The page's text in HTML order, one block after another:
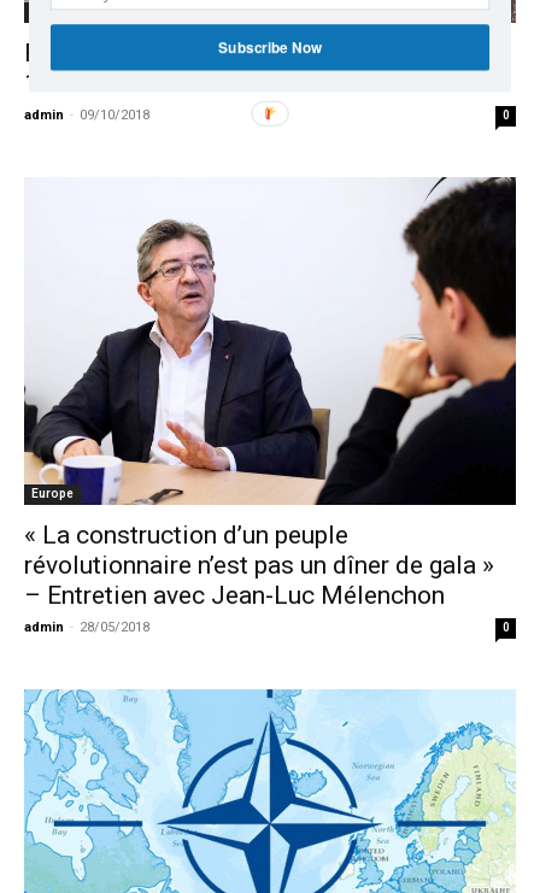
Democracy
Fernand Iveton, guillotiné pour l’exemple le
11 février 1957
admin - 09/10/2018 0
Europe
« La construction d’un peuple
révolutionnaire n’est pas un dîner de gala »
– Entretien avec Jean-Luc Mélenchon
admin - 28/05/2018 0
Subscribe Now